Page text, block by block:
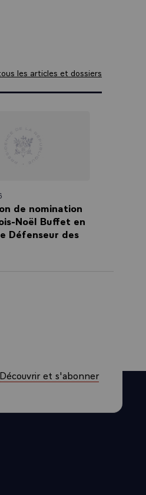
les articles et dossiers
de nomination
Noël Buffet en
Défenseur des
Découvrir et s'abonner